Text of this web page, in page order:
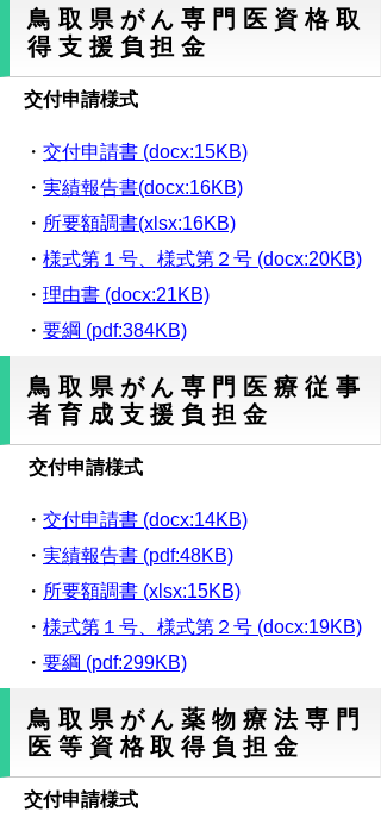
鳥取県がん専門医資格取
得支援負担金
交付申請様式
・ 交付申請書 (docx:15KB)
・ 実績報告書(docx:16KB)
・ 所要額調書(xlsx:16KB)
・ 様式第１号、様式第２号 (docx:20KB)
・ 理由書 (docx:21KB)
・ 要綱 (pdf:384KB)
鳥取県がん専門医療従事
者育成支援負担金
交付申請様式
・ 交付申請書 (docx:14KB)
・ 実績報告書 (pdf:48KB)
・ 所要額調書 (xlsx:15KB)
・ 様式第１号、様式第２号 (docx:19KB)
・ 要綱 (pdf:299KB)
鳥取県がん薬物療法専門
医等資格取得負担金
交付申請様式